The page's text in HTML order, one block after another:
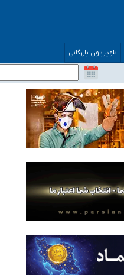
تلویزیون بازرگانی